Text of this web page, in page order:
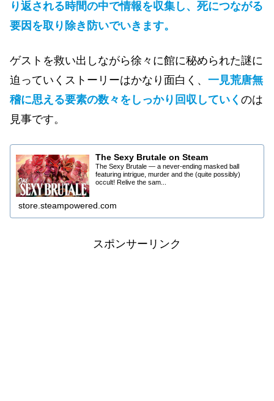
り返される時間の中で情報を収集し、死につながる
要因を取り除き防いでいきます。
ゲストを救い出しながら徐々に館に秘められた謎に
迫っていくストーリーはかなり面白く、 一見荒唐無
稽に思える要素の数々をしっかり回収していく のは
見事です。
The Sexy Brutale on Steam
The Sexy Brutale — a never-ending masked ball
featuring intrigue, murder and the (quite possibly)
occult! Relive the sam...
store.steampowered.com
スポンサーリンク